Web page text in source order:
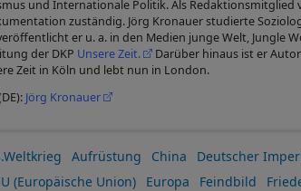
und Internationale Politik. Als Redaktionsmitglied
zuständig. Jörg Kronauer studierte
er u. a. in den Medien junge Welt, Jungle
der DKP Unsere Zeit.
Darüber hinaus ist er
Zeit in Köln und lebt nun in London.
Jörg Kronauer
Aufrüstung China Deutscher
(Europäische Union)
Europa Feindbild